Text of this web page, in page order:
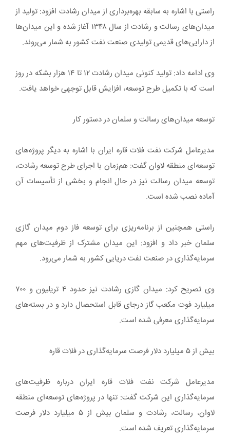
راستی با اشاره به سابقه بهره‌برداری از میدان رشادت افزود: تولید از
میدان‌های رسالت و رشادت از سال ۱۳۴۸ آغاز شده و این میدان‌ها
از دارایی‌های قدیمی تولیدی صنعت نفت کشور به شمار می‌روند.
وی ادامه داد: تولید کنونی میدان رشادت ۱۲ تا ۱۴ هزار بشکه در روز
است که با تکمیل طرح توسعه، افزایش قابل توجهی خواهد یافت.
توسعه میدان‌های رسالت و سلمان در دستور کار
مدیرعامل شرکت نفت فلات قاره ایران با اشاره به دیگر پروژه‌های
توسعه‌ای منطقه لاوان گفت: هم‌زمان با اجرای طرح توسعه رشادت،
توسعه میدان رسالت نیز در حال انجام و بخشی از تأسیسات آن
آماده نصب شده است.
راستی همچنین از برنامه‌ریزی برای توسعه فاز دوم میدان گازی
سلمان خبر داد و افزود: این میدان مشترک از ظرفیت‌های مهم
سرمایه‌گذاری در صنعت نفت دریایی کشور به شمار می‌رود.
وی تصریح کرد: میدان گازی رشادت نیز حدود ۴ تریلیون و ۷۰۰
میلیارد فوت مکعب گاز درجای قابل استحصال دارد و در بسته‌های
سرمایه‌گذاری معرفی شده است.
بیش از ۵ میلیارد دلار فرصت سرمایه‌گذاری در فلات قاره
مدیرعامل شرکت نفت فلات قاره ایران درباره ظرفیت‌های
سرمایه‌گذاری این شرکت گفت: تنها در پروژه‌های توسعه‌ای منطقه
لاوان، رسالت، رشادت و سلمان بیش از ۵ میلیارد دلار فرصت
سرمایه‌گذاری تعریف شده است.